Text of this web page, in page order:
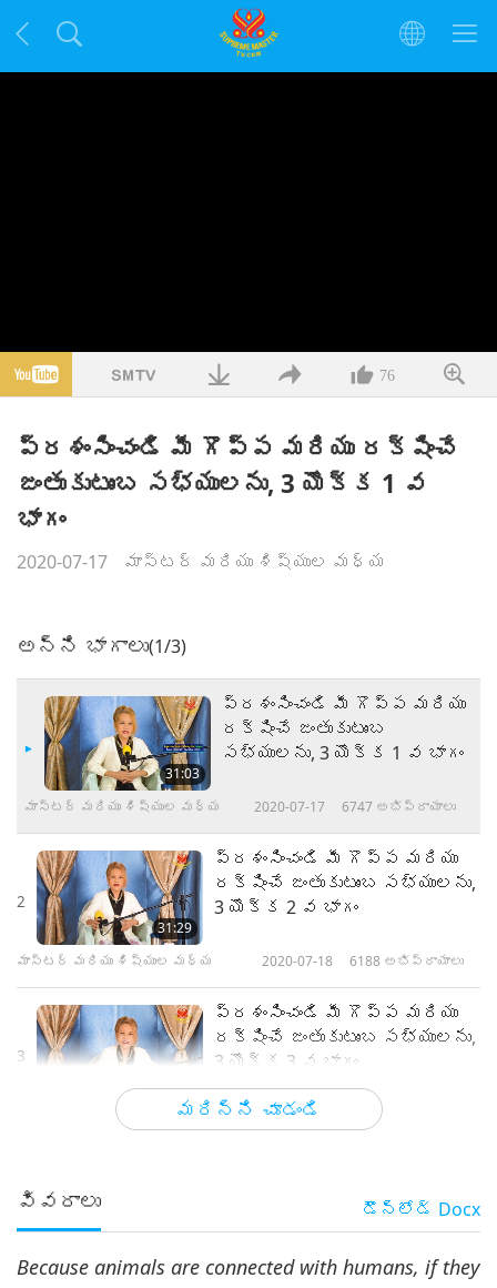
76
ప్రశంసించండి మీ గొప్ప మరియు రక్షించే
జంతుకుటుంబ సభ్యులను, 3 యొక్క 1 వ
భాగం
2020-07-17 మాస్టర్ మరియు శిష్యుల మధ్య
మరిన్ని చూడండి
అన్ని భాగాలు(1/3)
31:03
ప్రశంసించండి మీ గొప్ప మరియు
రక్షించే జంతుకుటుంబ
సభ్యులను, 3 యొక్క 1 వ భాగం
మాస్టర్ మరియు శిష్యుల మధ్య 2020-07-17 6747 అభిప్రాయాలు
2
31:29
ప్రశంసించండి మీ గొప్ప మరియు
రక్షించే జంతుకుటుంబ సభ్యులను,
3 యొక్క 2 వ భాగం
మాస్టర్ మరియు శిష్యుల మధ్య 2020-07-18 6188 అభిప్రాయాలు
3
ప్రశంసించండి మీ గొప్ప మరియు
రక్షించే జంతుకుటుంబ సభ్యులను,
3 యొక్క 3 వ భాగం
మాస్టర్ మరియు శిష్యుల మధ్య 2020-07-19 5280అభిప్రాయాలు
వివరాలు డౌన్లోడ్ Docx
Because animals are connected with humans, if they